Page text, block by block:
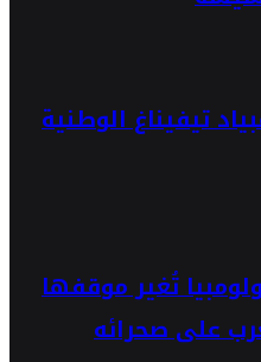
تيفيناغ الوطنية
تُغير موقفها
على صحرائه